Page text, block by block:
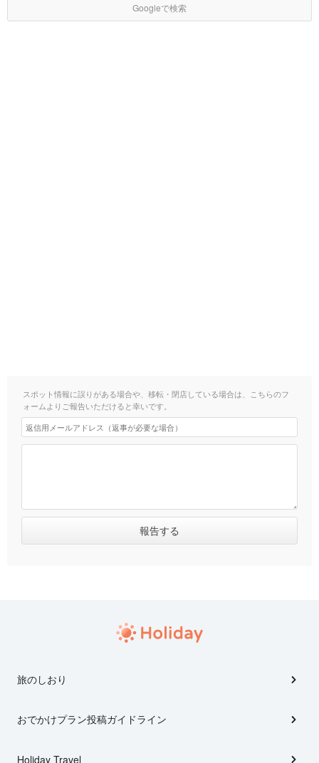
Googleで検索
スポット情報に誤りがある場合や、移転・閉店している場合は、こちらのフ
ォームよりご報告いただけると幸いです。
旅のしおり
おでかけプラン投稿ガイドライン
Holiday Travel